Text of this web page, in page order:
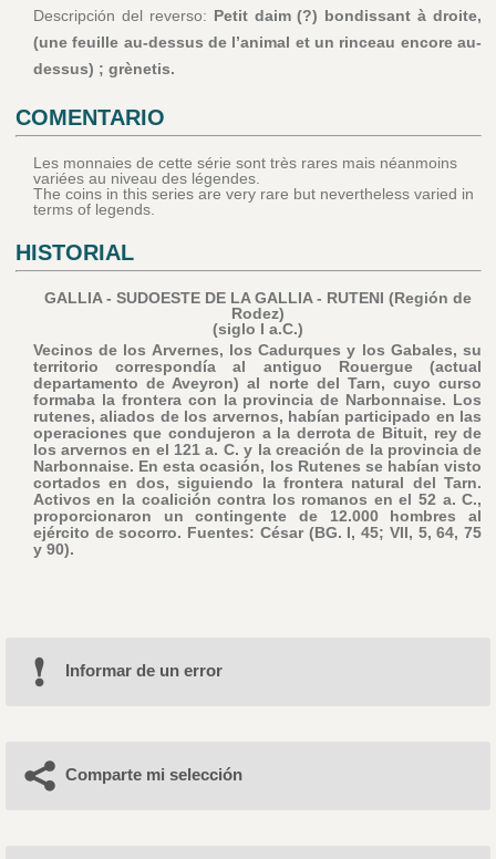
Descripción del reverso: Petit daim (?) bondissant à droite,
(une feuille au-dessus de l’animal et un rinceau encore au-
dessus) ; grènetis.
COMENTARIO
Les monnaies de cette série sont très rares mais néanmoins
variées au niveau des légendes.
The coins in this series are very rare but nevertheless varied in
terms of legends.
HISTORIAL
GALLIA - SUDOESTE DE LA GALLIA - RUTENI (Región de
Rodez)
(siglo I a.C.)
Vecinos de los Arvernes, los Cadurques y los Gabales, su
territorio correspondía al antiguo Rouergue (actual
departamento de Aveyron) al norte del Tarn, cuyo curso
formaba la frontera con la provincia de Narbonnaise. Los
rutenes, aliados de los arvernos, habían participado en las
operaciones que condujeron a la derrota de Bituit, rey de
los arvernos en el 121 a. C. y la creación de la provincia de
Narbonnaise. En esta ocasión, los Rutenes se habían visto
cortados en dos, siguiendo la frontera natural del Tarn.
Activos en la coalición contra los romanos en el 52 a. C.,
proporcionaron un contingente de 12.000 hombres al
ejército de socorro. Fuentes: César (BG. I, 45; VII, 5, 64, 75
y 90).
Informar de un error
Comparte mi selección